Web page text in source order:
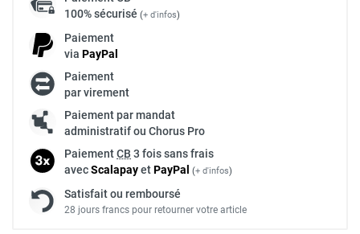
100% sécurisé (+ d'infos)
Paiement
via PayPal
Paiement
par virement
Paiement par mandat
administratif ou Chorus Pro
PaiementCB 3 fois sans frais
avecScalapayetPayPal (+ d'infos)
Satisfait ou remboursé
28 jours francs pour retourner votre article